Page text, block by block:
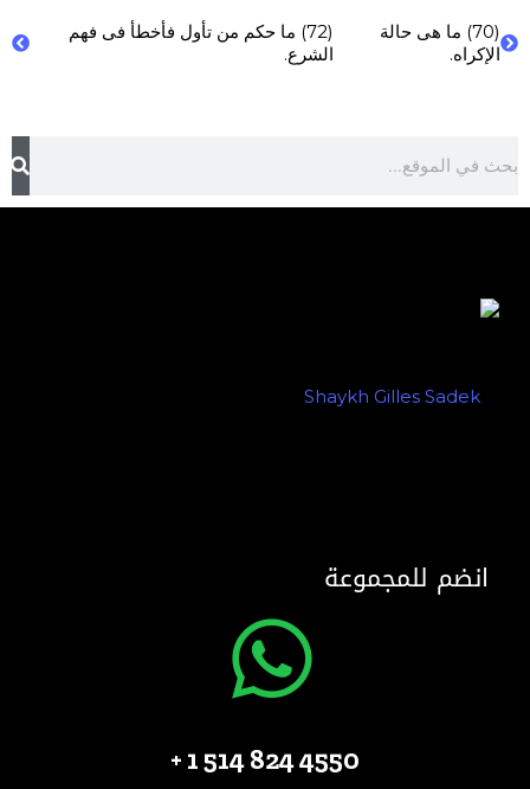
(70) ما هى حالة
الإكراه.
(72) ما حكم من تأول فأخطأ فى فهم
الشرع.
انضم للمجموعة
4550 824 514 1 +